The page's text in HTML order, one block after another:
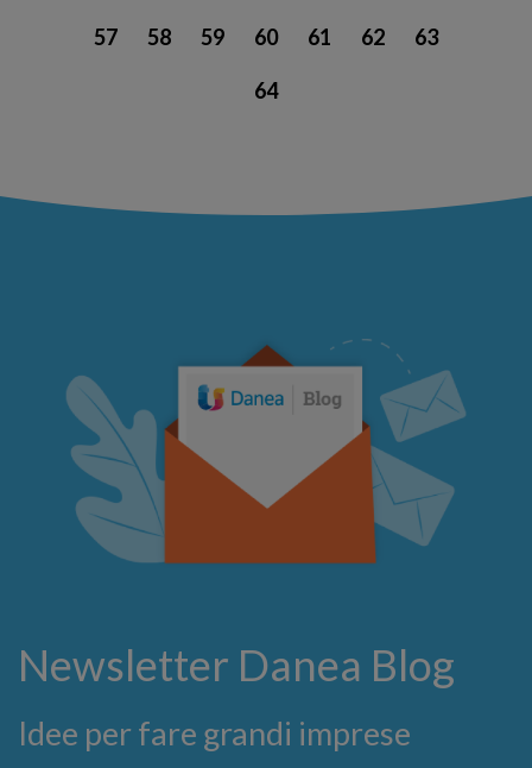
57 58 59 60 61 62 63
64
Newsletter Danea Blog
Idee per fare grandi imprese